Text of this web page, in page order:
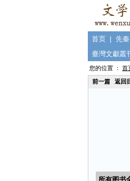
首页 | 先秦
臺灣文獻叢
您的位置 ： 首
前一篇
返回